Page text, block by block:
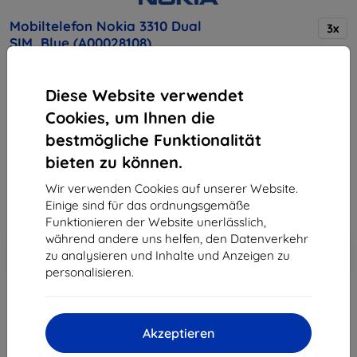
Diese Website verwendet
Cookies, um Ihnen die
bestmögliche Funktionalität
bieten zu können.
Wir verwenden Cookies auf unserer Website.
Einige sind für das ordnungsgemäße
Funktionieren der Website unerlässlich,
während andere uns helfen, den Datenverkehr
zu analysieren und Inhalte und Anzeigen zu
personalisieren.
Akzeptieren
Mobiltelefon Nokia 3310 Dual
SIM, Blue (A00028108)
3x
Kaufen Sie dieses Gerät und erhalten Sie
Rabatt
auf sämtliches Zubehör dafür!
55,89 €
50,30 €
ohne MWSt42,27 €
-10%
Rabatt mit Gutschein
EXTRA10
In den
Warenkorb
ausverkauft
ausverkauft